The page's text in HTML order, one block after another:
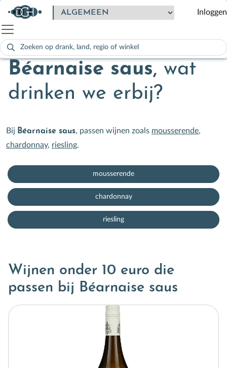
Zoeken
naar:
Als de resultaten voor automatisch aanvullen beschikbaar zijn,
Inloggen
Béarnaise saus, wat
drinken we erbij?
Bij Béarnaise saus, passen wijnen zoals mousserende,
chardonnay, riesling.
mousserende
chardonnay
riesling
Wijnen onder 10 euro die
passen bij Béarnaise saus